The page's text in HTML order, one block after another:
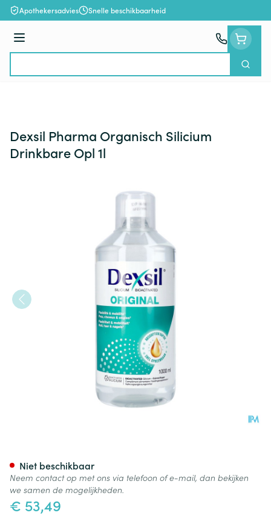
Ga naar de inhoud
Apothekersadvies Snelle beschikbaarheid
Menu
Zoek
Dexsil Pharma Organisch Silicium
Drinkbare Opl 1l
€ 53,49
Niet beschikbaar
Neem contact op met ons via telefoon of e-mail, dan bekijken
we samen de mogelijkheden.